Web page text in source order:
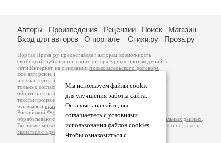
Мы используем файлы cookie
для улучшения работы сайта.
Оставаясь на сайте, вы
соглашаетесь с условиями
использования файлов cookies.
Чтобы ознакомиться с
Авторы Произведения Рецензии Поиск
Магазин
Вход для авторов
О портале Стихи.ру Проза.ру
Портал Проза.ру предоставляет авторам возможность
свободной публикации своих литературных произведений в
сети Интернет на основаниипользовательского договора
Все авторские права на произведения принадлежат авторам
и охраняются законом
. Перепечатка произведений возможна
только с согласия его автора, к которому вы можете
обратиться на его авторской странице. Ответственность за
тексты произведений авторы несут самостоятельно на
основанииправил публикацииизаконодательства
Российской Федерации
обрабатываются на основанииПолитики обработки персональных данных
Вы также можете посмотреть более подробнуюинформацию о портале и
связаться с администрацией